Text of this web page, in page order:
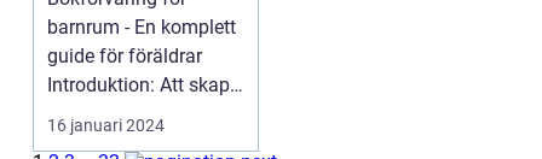
barnrum - En komplett
guide för föräldrar
Introduktion: Att skapa
en stimulerande ...
16 januari 2024